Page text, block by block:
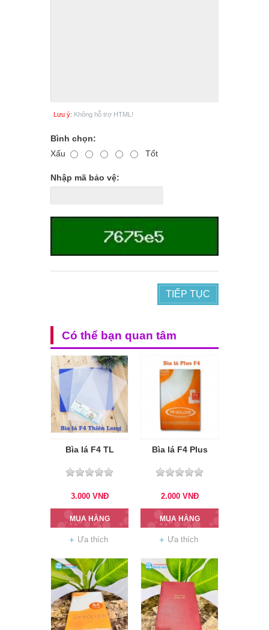
Lưu ý: Không hỗ trợ HTML!
Bình chọn:
Xấu
Tốt
Nhập mã bảo vệ:
TIẾP TỤC
Có thể bạn quan tâm
Bìa lá F4 TL
3.000 VNĐ
MUA HÀNG
Ưa thích
Bìa lá F4 Plus
2.000 VNĐ
MUA HÀNG
Ưa thích